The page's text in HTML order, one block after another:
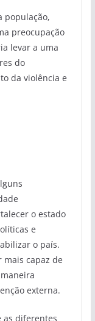
população,
preocupação
levar a uma
do
da violência e
o estado
e
o país.
mais capaz de
externa.
as diferentes